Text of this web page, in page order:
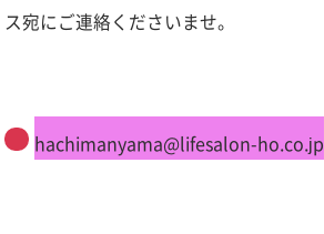
ス宛にご連絡くださいませ。
hachimanyama@lifesalon-ho.co.jp